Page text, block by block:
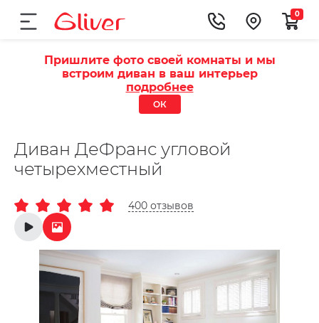
0
Пришлите фото своей комнаты и мы
встроим диван в ваш интерьер
подробнее
ОК
Диван ДеФранс угловой
четырехместный
400 отзывов